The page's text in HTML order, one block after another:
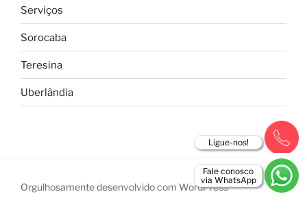
Fale conosco
via WhatsApp
Ligue-nos!
Serviços
Sorocaba
Teresina
Uberlândia
Orgulhosamente desenvolvido com WordPress